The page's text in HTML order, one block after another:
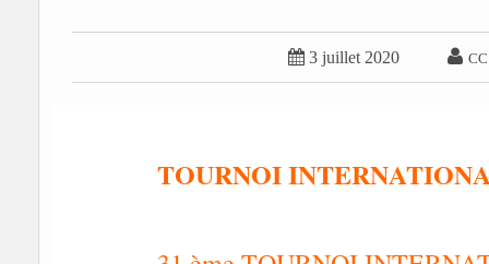
 3 juillet 2020  CC
TOURNOI